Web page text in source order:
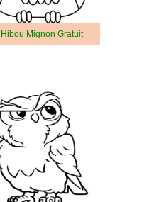
Hibou Mignon Gratuit